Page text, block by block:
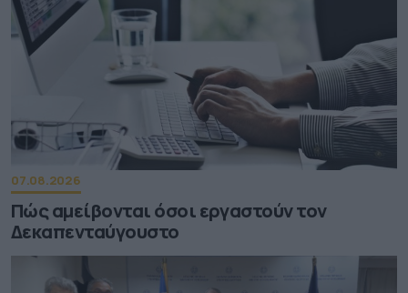
07.08.2026
Πώς αμείβονται όσοι εργαστούν τον
Δεκαπενταύγουστο